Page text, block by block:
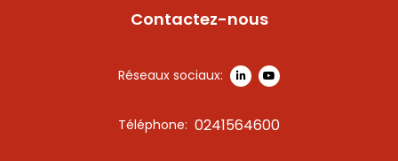
Contactez-nous
Réseaux sociaux:
Téléphone: 0241564600